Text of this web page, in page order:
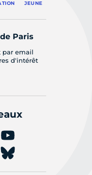
JEUNE
Paris
par email
d'intérêt